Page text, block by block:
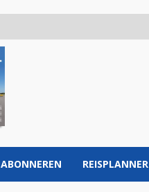
ABONNEREN REISPLANNER